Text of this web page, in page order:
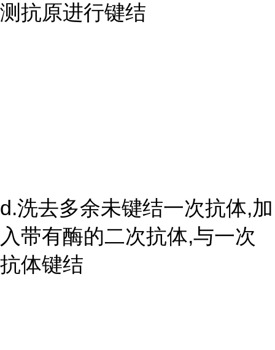
测抗原进行键结
d.洗去多余未键结一次抗体,加
入带有酶的二次抗体,与一次
抗体键结